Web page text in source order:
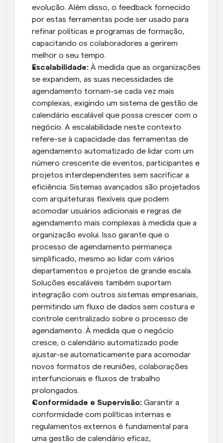
evolução. Além disso, o feedback fornecido
por estas ferramentas pode ser usado para
refinar políticas e programas de formação,
capacitando os colaboradores a gerirem
melhor o seu tempo.
Escalabilidade: À medida que as organizações
se expandem, as suas necessidades de
agendamento tornam-se cada vez mais
complexas, exigindo um sistema de gestão de
calendário escalável que possa crescer com o
negócio. A escalabilidade neste contexto
refere-se à capacidade das ferramentas de
agendamento automatizado de lidar com um
número crescente de eventos, participantes e
projetos interdependentes sem sacrificar a
eficiência. Sistemas avançados são projetados
com arquiteturas flexíveis que podem
acomodar usuários adicionais e regras de
agendamento mais complexas à medida que a
organização evolui. Isso garante que o
processo de agendamento permaneça
simplificado, mesmo ao lidar com vários
departamentos e projetos de grande escala.
Soluções escaláveis também suportam
integração com outros sistemas empresariais,
permitindo um fluxo de dados sem costura e
controle centralizado sobre o processo de
agendamento. À medida que o negócio
cresce, o calendário automatizado pode
ajustar-se automaticamente para acomodar
novos formatos de reuniões, colaborações
interfuncionais e fluxos de trabalho
prolongados.
Conformidade e Supervisão: Garantir a
conformidade com políticas internas e
regulamentos externos é fundamental para
uma gestão de calendário eficaz,